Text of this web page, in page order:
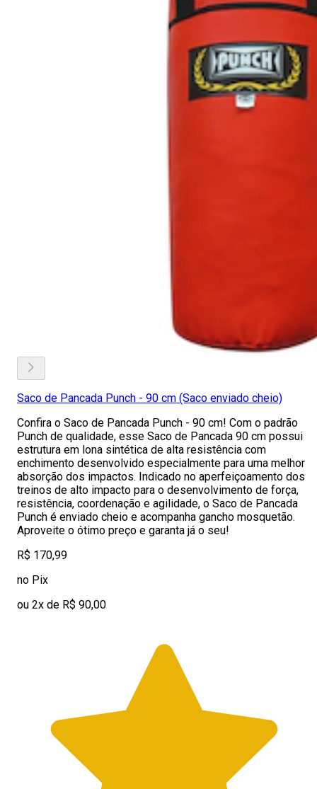
Saco de Pancada Punch - 90 cm (Saco enviado cheio)
Confira o Saco de Pancada Punch - 90 cm! Com o padrão
Punch de qualidade, esse Saco de Pancada 90 cm possui
estrutura em lona sintética de alta resistência com
enchimento desenvolvido especialmente para uma melhor
absorção dos impactos. Indicado no aperfeiçoamento dos
treinos de alto impacto para o desenvolvimento de força,
resistência, coordenação e agilidade, o Saco de Pancada
Punch é enviado cheio e acompanha gancho mosquetão.
Aproveite o ótimo preço e garanta já o seu!
R$ 170,99
no Pix
ou 2x de R$ 90,00